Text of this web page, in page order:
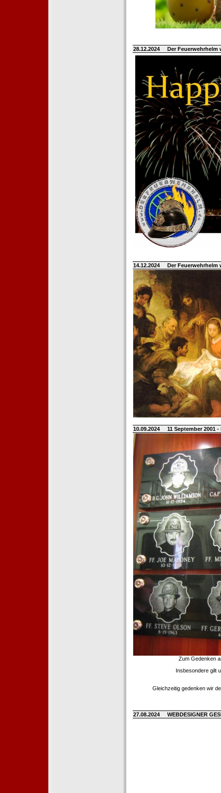
28.12.2024 Der
14.12.2024 Der
10.09.2024 11 September 2001
Zum Gedenken
Insbesondere gilt
Gleichzeitig gedenken wir
27.08.2024 WEBDESIGNER